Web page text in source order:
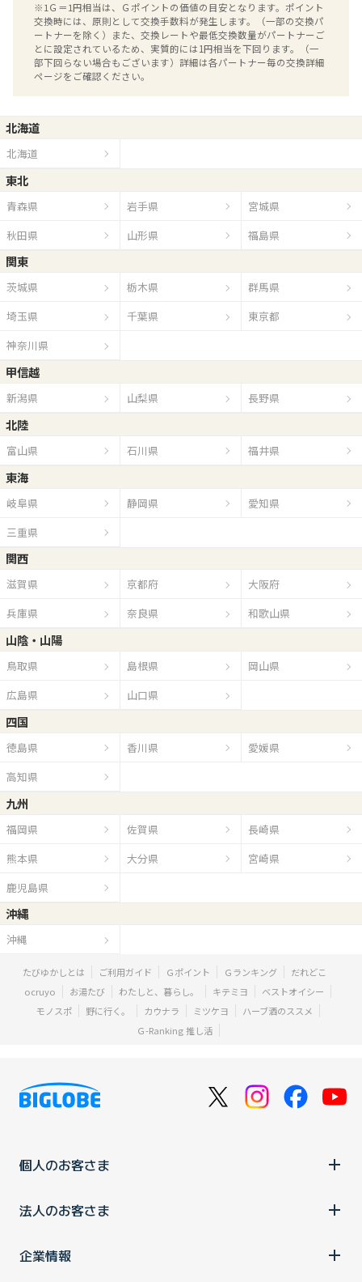
※1Ｇ＝1円相当は、Ｇポイントの価値の目安となります。ポイント
交換時には、原則として交換手数料が発生します。（一部の交換パ
ートナーを除く）また、交換レートや最低交換数量がパートナーご
とに設定されているため、実質的には1円相当を下回ります。（一
部下回らない場合もございます）詳細は各パートナー毎の交換詳細
ページをご確認ください。
北海道
北海道
東北
青森県 岩手県
宮城県
秋田県
山形県 福島県
関東
茨城県 栃木県
群馬県
埼玉県
千葉県
東京都
神奈川県
甲信越
新潟県 山梨県 長野県
北陸
富山県 石川県 福井県
東海
岐阜県 静岡県
愛知県
三重県
関西
滋賀県 京都府
大阪府
兵庫県
奈良県 和歌山県
山陰・山陽
鳥取県 島根県
岡山県
広島県
山口県
四国
徳島県 香川県
愛媛県
高知県
九州
福岡県 佐賀県
長崎県
熊本県
大分県
宮崎県
鹿児島県
沖縄
沖縄
たびゆかしとは ご利用ガイド Ｇポイント Ｇランキング
だれどこ
ocruyo
お湯たび わたしと、暮らし。 キテミヨ
ベストオイシー
モノスポ
野に行く。 カウナラ ミツケヨ
ハーブ酒のススメ
Ｇ-Ranking 推し活
個人のお客さま
法人のお客さま
企業情報